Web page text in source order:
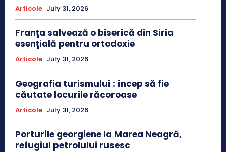
Articole July 31, 2026
Franţa salvează o biserică din Siria
esenţială pentru ortodoxie
Articole July 31, 2026
Geografia turismului : încep să fie
căutate locurile răcoroase
Articole July 31, 2026
Porturile georgiene la Marea Neagră,
refugiul petrolului rusesc